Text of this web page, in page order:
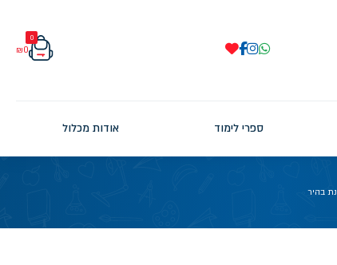
0
₪0
ספרי לימוד אודות מכלול